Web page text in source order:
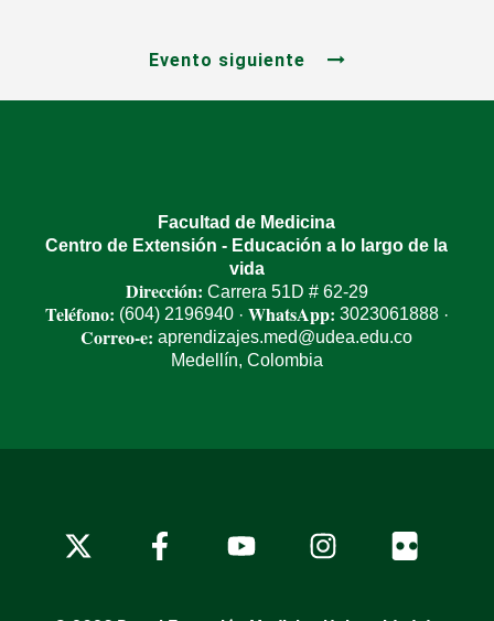
Evento siguiente
Facultad de Medicina
Centro de Extensión - Educación a lo largo de la
vida
Dirección: Carrera 51D # 62-29
Teléfono: (604) 2196940· WhatsApp: 3023061888·
Correo-e: aprendizajes.med@udea.edu.co
Medellín, Colombia